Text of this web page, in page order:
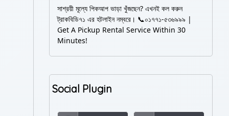
সাশ্রয়ী মূল্যে পিকআপ ভাড়া খুঁজছেন? এখনই কল করুন
ট্রাকবিডি৭১ এর হটলাইন নম্বরে। 📞০১৭৭১-৫৩৬৯৯৯ |
Get A Pickup Rental Service Within 30
Minutes!
Social Plugin